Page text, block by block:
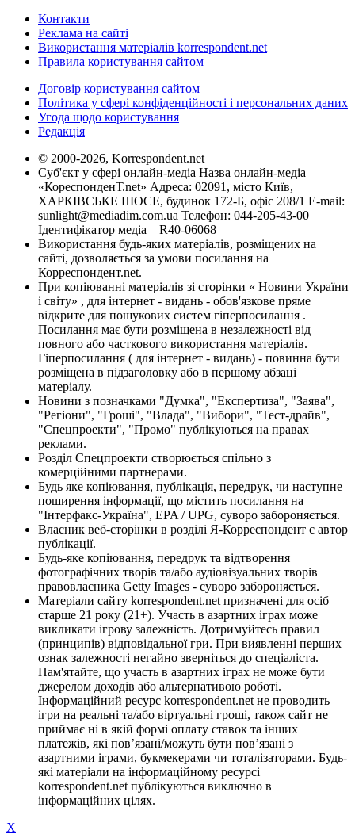
Контакти
Реклама на сайті
Використання матеріалів korrespondent.net
Правила користування сайтом
Договір користування сайтом
Політика у сфері конфіденційності і персональних даних
Угода щодо користування
Редакція
© 2000-2026, Korrespondent.net
Суб'єкт у сфері онлайн-медіа Назва онлайн-медіа –
«КореспонденТ.net» Адреса: 02091, місто Київ,
ХАРКІВСЬКЕ ШОСЕ, будинок 172-Б, офіс 208/1 E-mail:
sunlight@mediadim.com.ua Телефон: 044-205-43-00
Ідентифікатор медіа – R40-06068
Використання будь-яких матеріалів, розміщених на
сайті, дозволяється за умови посилання на
Корреспондент.net.
При копіюванні матеріалів зі сторінки « Новини України
і світу» , для інтернет - видань - обов'язкове пряме
відкрите для пошукових систем гіперпосилання .
Посилання має бути розміщена в незалежності від
повного або часткового використання матеріалів.
Гіперпосилання ( для інтернет - видань) - повинна бути
розміщена в підзаголовку або в першому абзаці
матеріалу.
Новини з позначками "Думка", "Експертиза", "Заява",
"Регіони", "Гроші", "Влада", "Вибори", "Тест-драйв",
"Спецпроекти", "Промо" публікуються на правах
реклами.
Розділ Спецпроекти створюється спільно з
комерційними партнерами.
Будь яке копіювання, публікація, передрук, чи наступне
поширення інформації, що містить посилання на
"Інтерфакс-Україна", EPA / UPG, суворо забороняється.
Власник веб-сторінки в розділі Я-Корреспондент є автор
публікації.
Будь-яке копіювання, передрук та відтворення
фотографічних творів та/або аудіовізуальних творів
правовласника Getty Images - суворо забороняється.
Матеріали сайту korrespondent.net призначені для осіб
старше 21 року (21+). Участь в азартних іграх може
викликати ігрову залежність. Дотримуйтесь правил
(принципів) відповідальної гри. При виявленні перших
ознак залежності негайно зверніться до спеціаліста.
Пам'ятайте, що участь в азартних іграх не може бути
джерелом доходів або альтернативою роботі.
Інформаційний ресурс korrespondent.net не проводить
ігри на реальні та/або віртуальні гроші, також сайт не
приймає ні в якій формі оплату ставок та інших
платежів, які пов’язані/можуть бути пов’язані з
азартними іграми, букмекерами чи тоталізаторами. Будь-
які матеріали на інформаційному ресурсі
korrespondent.net публікуються виключно в
інформаційних цілях.
X